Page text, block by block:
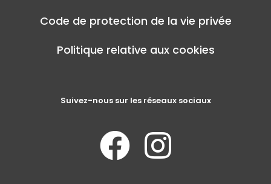
Code de protection de la vie privée
Politique relative aux cookies
Suivez-nous sur les réseaux sociaux